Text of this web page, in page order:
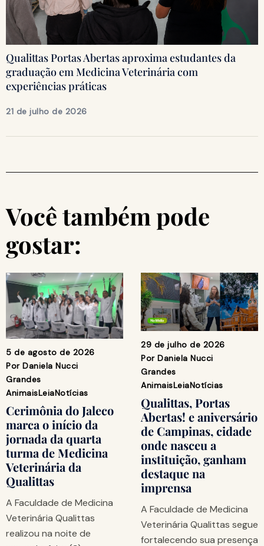
Qualittas Portas Abertas aproxima estudantes da
graduação em Medicina Veterinária com
experiências práticas
21 de julho de 2026
Você também pode
gostar:
5 de agosto de 2026
Por Daniela Nucci
Grandes
AnimaisLeiaNotícias
Cerimônia do Jaleco
marca o início da
jornada da quarta
turma de Medicina
Veterinária da
Qualittas
A Faculdade de Medicina
Veterinária Qualittas
realizou na noite de
29 de julho de 2026
Por Daniela Nucci
Grandes
AnimaisLeiaNotícias
Qualittas, Portas
Abertas! e aniversário
de Campinas, cidade
onde nasceu a
instituição, ganham
destaque na
imprensa
A Faculdade de Medicina
Veterinária Qualittas segue
fortalecendo sua presença